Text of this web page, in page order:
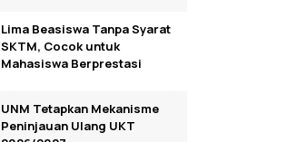
Lima Beasiswa Tanpa Syarat
SKTM, Cocok untuk
Mahasiswa Berprestasi
UNM Tetapkan Mekanisme
Peninjauan Ulang UKT